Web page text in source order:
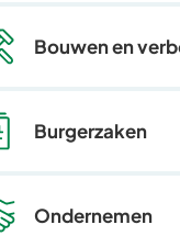
Bouwen en
Burgerzaken
Ondernemen